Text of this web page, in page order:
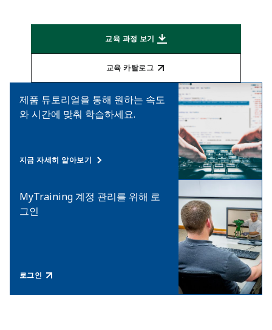
교육 과정 보기
교육 카탈로그
제품 튜토리얼을 통해 원하는 속도
와 시간에 맞춰 학습하세요.
지금 자세히 알아보기
MyTraining 계정 관리를 위해 로
그인
로그인